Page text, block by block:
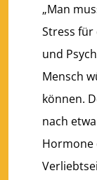
„Man
Stress für
und
Mensch
können.
nach
Hormone